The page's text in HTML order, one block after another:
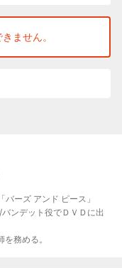
ません。
ーズ アンド ピース」
ンデット役でＤＶＤに出
務める。